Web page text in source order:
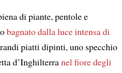
di piante, pentole e
bagnato dalla luce intensa di
piatti dipinti, uno specchio
d’Inghilterranel fiore degli